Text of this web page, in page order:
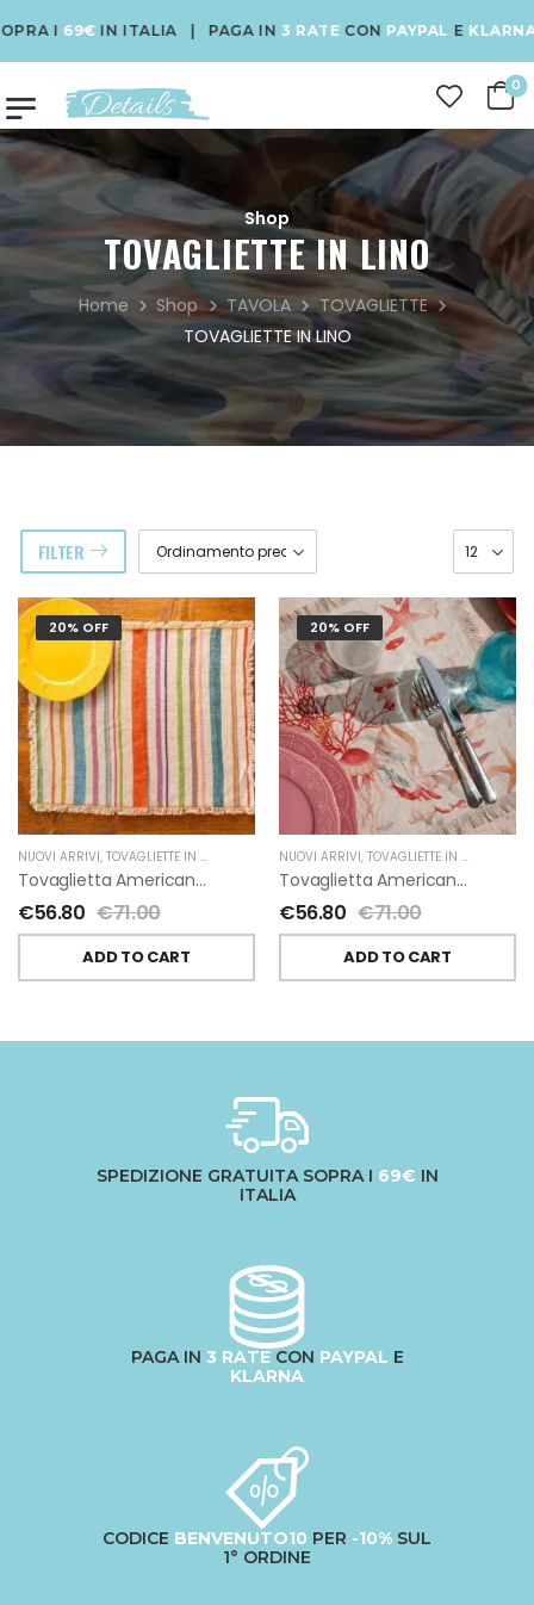
I69€IN ITALIA | PAGA IN 3 RATECONPAYPALEKLARNA|
0
Shop
TOVAGLIETTE IN LINO
Home Shop TAVOLA
TOVAGLIETTE
TOVAGLIETTE IN LINO
FILTER
20% OFF
NUOVI ARRIVI, TOVAGLIETTE IN LINO TESSITURA TOSCANA TELERIE
Tovaglietta Americana Agathe Di Lino Di Tessitura Toscana Telerie
€56.80 €71.00
ADD TO CART
20% OFF
NUOVI ARRIVI, TOVAGLIETTE IN LINO
Tovaglietta Americana Ondiva Di Lino Di Tessitura Toscana Telerie
€56.80 €71.00
ADD TO CART
SPEDIZIONE GRATUITA SOPRA I 69€ IN
ITALIA
PAGA IN 3 RATECON PAYPAL E
KLARNA
CODICE BENVENUTO10 PER -10% SUL
1° ORDINE